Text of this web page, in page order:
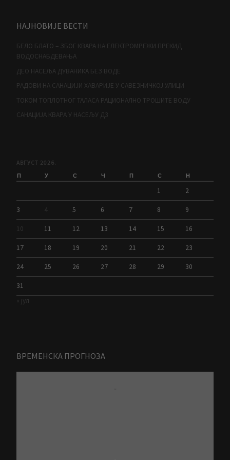
НАЈНОВИЈЕ ВЕСТИ
БЕЛО БЛАТО – ЗБОГ КВАРА НА ЕЛЕКТРОМРЕЖИ ПРЕКИД
ВОДОСНАБДЕВАЊА
ДЕО НАСЕЉА ДУВАНИКА БЕЗ ВОДЕ
РАДОВИ НА САНАЦИЈИ ХАВАРИЈЕ У САВЕЗНИЧКОЈ УЛИЦИ
ТОКОМ ТОПЛОТНОГ ТАЛАСА РАЦИОНАЛНО ТРОШИТЕ ВОДУ
САНАЦИЈА КВАРА У НАСЕЉУ Д3
АВГУСТ 2026.
П У С Ч П С Н
1 2
3 4 5 6 7 8 9
10 11 12 13 14 15 16
17 18 19 20 21 22 23
24 25 26 27 28 29 30
31
« јул
ВРЕМЕНСКА ПРОГНОЗА
-